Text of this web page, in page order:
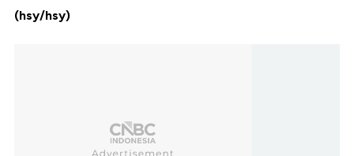
(hsy/hsy)